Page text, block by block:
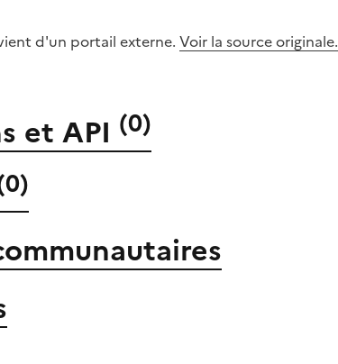
d'un portail externe. Voir la source originale.
et API (0)
0)